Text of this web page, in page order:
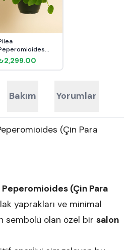
Çiçeği Askılı
Bakım Yorumlar
(Çin Para
(Çin Para
yaprakları ve minimal
sembolü olan özel bir salon